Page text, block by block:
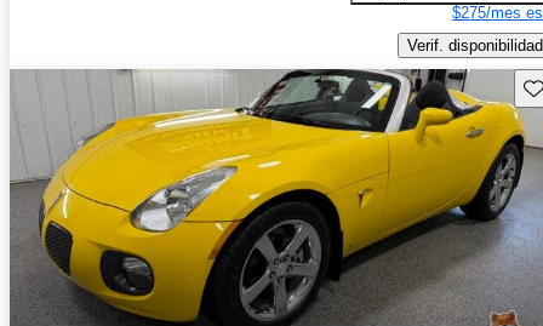
$275/mes
Verif. disponibilidad